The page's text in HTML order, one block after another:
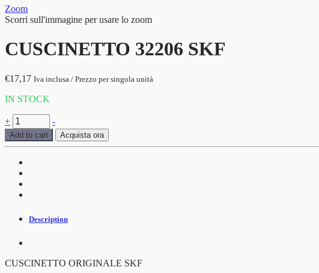
Zoom
Scorri sull'immagine per usare lo zoom
CUSCINETTO 32206 SKF
€17,17 Iva inclusa / Prezzo per singola unità
IN STOCK
CUSCINETTO
32206
SKF
+ -
Add to cart Acquista ora
Description
CUSCINETTO ORIGINALE SKF